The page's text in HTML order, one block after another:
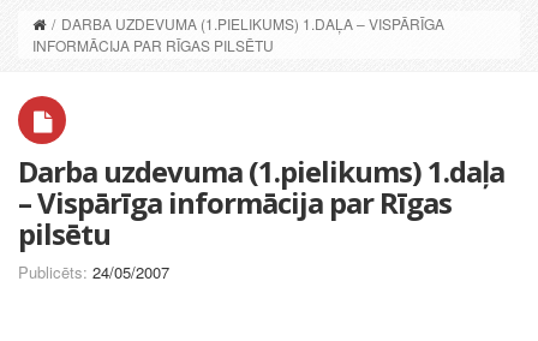
/ DARBA UZDEVUMA (1.PIELIKUMS) 1.DAĻA – VISPĀRĪGA
INFORMĀCIJA PAR RĪGAS PILSĒTU
Darba uzdevuma (1.pielikums) 1.daļa
– Vispārīga informācija par Rīgas
pilsētu
Publicēts: 24/05/2007